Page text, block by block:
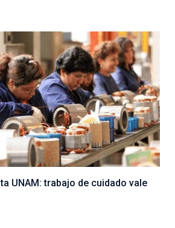
UNAM: trabajo de cuidado vale